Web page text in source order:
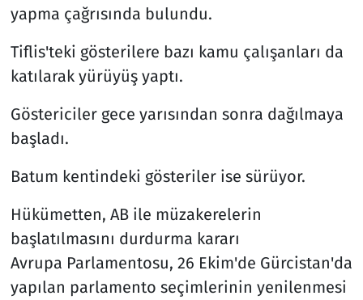
yapma çağrısında bulundu.
Tiflis'teki gösterilere bazı kamu çalışanları da
katılarak yürüyüş yaptı.
Göstericiler gece yarısından sonra dağılmaya
başladı.
Batum kentindeki gösteriler ise sürüyor.
Hükümetten, AB ile müzakerelerin
başlatılmasını durdurma kararı
Avrupa Parlamentosu, 26 Ekim'de Gürcistan'da
yapılan parlamento seçimlerinin yenilenmesi